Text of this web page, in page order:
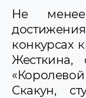
Не
конкурсах
Жесткина,
Скакун,